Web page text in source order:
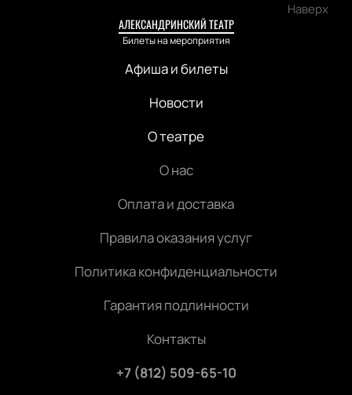
Наверх
АЛЕКСАНДРИНСКИЙ ТЕАТР
Билеты на мероприятия
Афиша и билеты
Новости
О театре
О нас
Оплата и доставка
Правила оказания услуг
Политика конфиденциальности
Гарантия подлинности
Контакты
+7 (812) 509-65-10